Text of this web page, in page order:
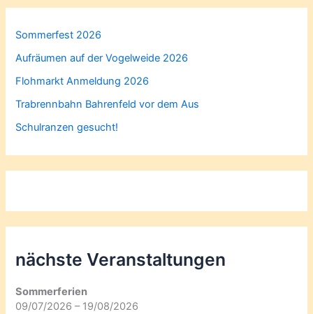
Sommerfest 2026
Aufräumen auf der Vogelweide 2026
Flohmarkt Anmeldung 2026
Trabrennbahn Bahrenfeld vor dem Aus
Schulranzen gesucht!
nächste Veranstaltungen
Sommerferien
09/07/2026 – 19/08/2026